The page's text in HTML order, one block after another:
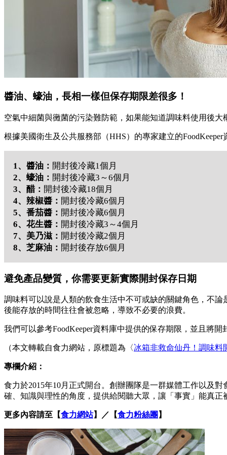
醬油、蠔油，長相一樣但保存期限差很多！
空氣中細菌與黴菌的污染難防範，如果能知道調味料使用後
根據美國衛生及公共服務部（HHS）的專家建立的
1、醬油： 開封後冷藏1個月
2、蠔油： 開封後冷藏3～6個月
3、醋： 開封後冷藏18個月
4、辣椒醬： 開封後冷藏6個月
5、番茄醬： 開封後冷藏6個月
6、花生醬： 開封後冷藏3～4個月
7、美乃滋： 開封後冷藏2個月
8、芝麻油： 開封後存放6個月
避免產品變質，你需要更新實際開封保存日期
調味料可以說是人類的飲食生活中不可或缺的關鍵角色，不
後能存放的時間往往會被忽略，導致不必要的浪費。
我們可以參考FoodKeeper資料庫中提供的保存期限，並且將
（本文轉載自食力網站，原標題為〈冰箱非救命仙丹！調味料
專欄介紹：
食力於2015年10月正式開台。創辦團隊是一群媒體工作以及
確、知識與理性的角度，提供給閱聽大眾，讓「事實」能真
更多內容請至【食力網站】／【食力粉絲團 】